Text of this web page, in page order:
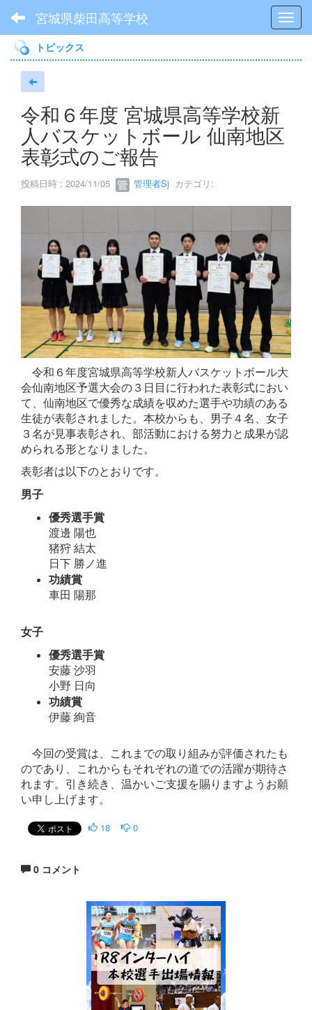
宮城県柴田高等学校
トピックス
令和６年度 宮城県高等学校新
人バスケットボール 仙南地区
表彰式のご報告
投稿日時 : 2024/11/05 管理者Sj カテゴリ:
令和６年度宮城県高等学校新人バスケットボール大
会仙南地区予選大会の３日目に行われた表彰式におい
て、仙南地区で優秀な成績を収めた選手や功績のある
生徒が表彰されました。本校からも、男子４名、女子
３名が見事表彰され、部活動における努力と成果が認
められる形となりました。
表彰者は以下のとおりです。
男子
優秀選手賞
渡邊 陽也
猪狩 結太
日下 勝ノ進
功績賞
車田 陽那
女子
優秀選手賞
安藤 沙羽
小野 日向
功績賞
伊藤 絢音
今回の受賞は、これまでの取り組みが評価されたも
のであり、これからもそれぞれの道での活躍が期待さ
れます。引き続き、温かいご支援を賜りますようお願
い申し上げます。
18 0
0 コメント